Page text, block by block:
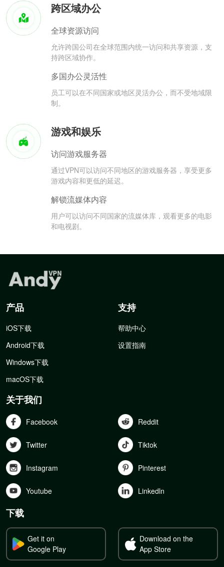
跨区域办公
全球资源访问
允许跨国公司在全球范围内统一访问和共享资源，支
持跨区域协作。
多国办公灵活性
员工可以在不同国家或地区灵活办公，而不受地域限
制。
游戏和娱乐
访问游戏服务器
通过VPN可以访问不同地区的游戏服务器，享受更多
游戏内容和更低的延迟。
解锁流媒体内容
用户可以访问不同国家的流媒体库，观看更多的电影
和电视剧。
产品
iOS下载
Android下载
Windows下载
macOS下载
支持
帮助中心
设置指南
关于我们
Facebook Reddit
Twitter Tiktok
Instagram Pinterest
Youtube Linkedln
下载
Get it on
Google Play
Download on the
App Store